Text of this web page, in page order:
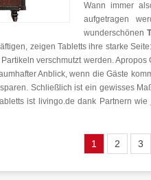
Wann immer
aufgetragen
wunderschönen
zeigen Tabletts ihre starke
verschmutzt werden.
Anblick, wenn die Gäste
Schließlich ist ein gewisses
ist livingo.de dank Partnern wie
1 2 3